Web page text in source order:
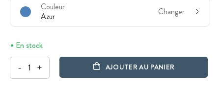
Couleur
Azur
Changer
En stock
- + AJOUTER AU PANIER